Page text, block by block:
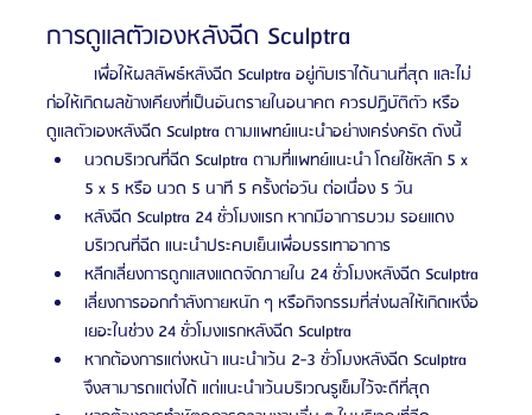
การดูแลตัวเองหลังฉีด Sculptra
ก่อให้เกิดผลข้างเคียงที่เป็นอันตรายในอนาคต ควรปฏิบัติตัว หรือ
ดูแลตัวเองหลังฉีด Sculptra ตามแพทย์แนะนำอย่างเคร่งครัด ดังนี้
นวดบริเวณที่ฉีด Sculptra ตามที่แพทย์แนะนำ โดยใช้หลัก 5 x
5 x 5 หรือ นวด 5 นาที 5 ครั้งต่อวัน ต่อเนื่อง 5 วัน
หลังฉีด Sculptra 24 ชั่วโมงแรก หากมีอาการบวม รอยแดง
บริเวณที่ฉีด แนะนำประคบเย็นเพื่อบรรเทาอาการ
หลีกเลี่ยงการถูกแสงแดดจัดภายใน 24 ชั่วโมงหลังฉีด Sculptra
เลี่ยงการออกกำลังกายหนัก ๆ หรือกิจกรรมที่ส่งผลให้เกิดเหงื่อ
เยอะในช่วง 24 ชั่วโมงแรกหลังฉีด Sculptra
หากต้องการแต่งหน้า แนะนำเว้น 2-3 ชั่วโมงหลังฉีด Sculptra
จึงสามารถแต่งได้ แต่แนะนำเว้นบริเวณรูเข็มไว้จะดีที่สุด